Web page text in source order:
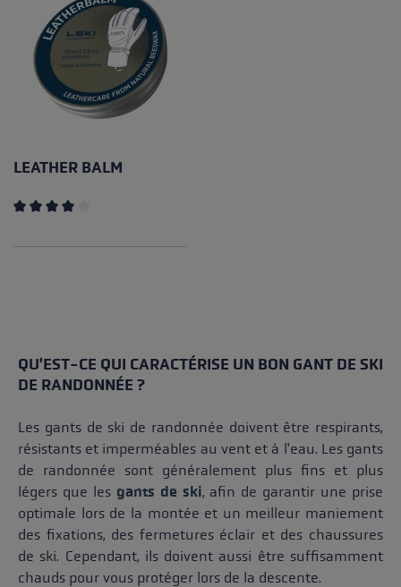
LEATHER BALM
QU'EST-CE QUI CARACTÉRISE UN BON GANT DE SKI
DE RANDONNÉE ?
Les gants de ski de randonnée doivent être respirants,
résistants et imperméables au vent et à l'eau. Les gants
de randonnée sont généralement plus fins et plus
légers que les gants de ski, afin de garantir une prise
optimale lors de la montée et un meilleur maniement
des fixations, des fermetures éclair et des chaussures
de ski. Cependant, ils doivent aussi être suffisamment
chauds pour vous protéger lors de la descente.